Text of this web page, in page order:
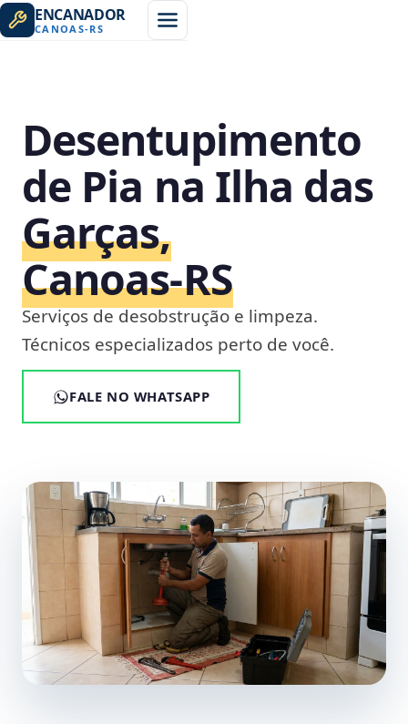
ENCANADOR
CANOAS-RS
Desentupimento
de Pia na Ilha das
Garças,
Canoas‑RS
Serviços de desobstrução e limpeza.
Técnicos especializados perto de você.
FALE NO WHATSAPP